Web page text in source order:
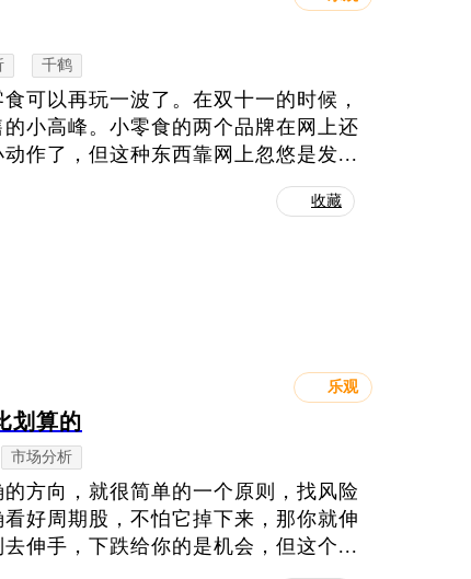
千鹤
可以再玩一波了。在双十一的时候，
小高峰。小零食的两个品牌在网上还
作了，但这种东西靠网上忽悠是发...
收藏
乐观
划算的
市场分析
方向，就很简单的一个原则，找风险
好周期股，不怕它掉下来，那你就伸
伸手，下跌给你的是机会，但这个...